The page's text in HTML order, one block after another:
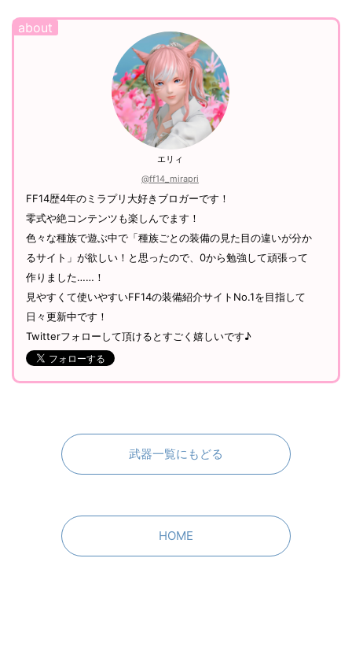
エリィ
@ff14_mirapri
FF14歴4年のミラプリ大好きブロガーです！
零式や絶コンテンツも楽しんでます！
色々な種族で遊ぶ中で「種族ごとの装備の見た目の違いが分か
るサイト」が欲しい！と思ったので、0から勉強して頑張って
作りました……！
見やすくて使いやすいFF14の装備紹介サイトNo.1を目指して
日々更新中です！
Twitterフォローして頂けるとすごく嬉しいです♪
武器一覧にもどる
HOME